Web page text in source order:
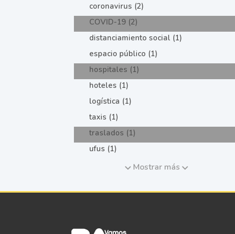
coronavirus (2)
COVID-19 (2)
distanciamiento social (1)
espacio público (1)
hospitales (1)
hoteles (1)
logística (1)
taxis (1)
traslados (1)
ufus (1)
Mostrar más